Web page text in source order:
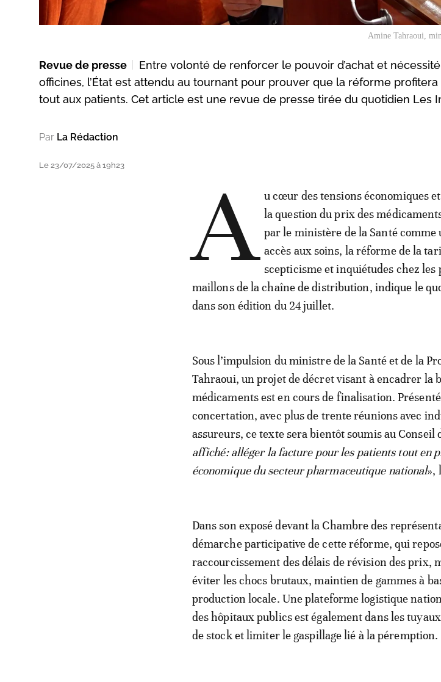
Amine Tahraoui,
Revue de presse
Entre volonté de renforcer le pouvoir d’achat et
officines, l’État est attendu au tournant pour prouver que la réforme
tout aux patients. Cet article est une revue de presse tirée du quotidien Les
Par La Rédaction
Le 23/07/2025 à 19h23 A u cœur des tensions économiques
la question du prix des
par le ministère de la Santé
accès aux soins, la réforme de la
scepticisme et inquiétudes chez
maillons de la chaîne de distribution, indique le
dans son édition du 24 juillet.
Sous l’impulsion du ministre de la Santé et de la
Tahraoui, un projet de décret visant à encadrer la
médicaments est en cours de finalisation.
concertation, avec plus de trente réunions avec
assureurs, ce texte sera bientôt soumis au Conseil
affiché: alléger la facture pour les patients tout en
économique du secteur pharmaceutique national»,
Dans son exposé devant la Chambre des
démarche participative de cette réforme, qui
raccourcissement des délais de révision des prix,
éviter les chocs brutaux, maintien de gammes à
production locale. Une plateforme logistique
des hôpitaux publics est également dans les
de stock et limiter le gaspillage lié à la péremption.